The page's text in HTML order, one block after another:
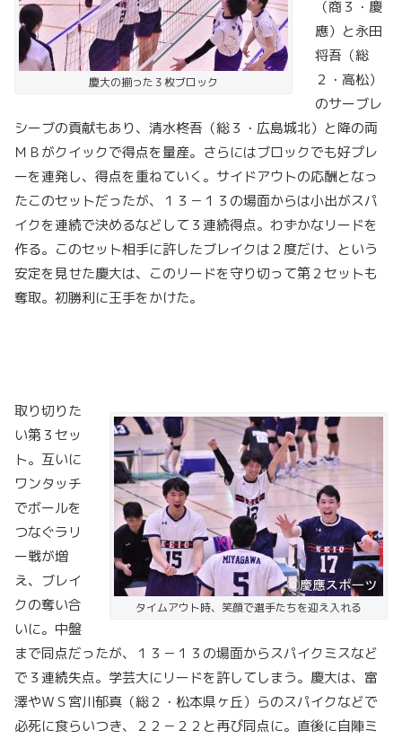
慶大の揃った３枚ブロック
（商３・慶
應）と永田
将吾（総
２・高松）
のサーブレ
シーブの貢献もあり、清水柊吾（総３・広島城北）と降の両
ＭＢがクイックで得点を量産。さらにはブロックでも好プレ
ーを連発し、得点を重ねていく。サイドアウトの応酬となっ
たこのセットだったが、１３－１３の場面からは小出がスパ
イクを連続で決めるなどして３連続得点。わずかなリードを
作る。このセット相手に許したブレイクは２度だけ、という
安定を見せた慶大は、このリードを守り切って第２セットも
奪取。初勝利に王手をかけた。
タイムアウト時、笑顔で選手たちを迎え入れる
取り切りた
い第３セッ
ト。互いに
ワンタッチ
でボールを
つなぐラリ
ー戦が増
え、ブレイ
クの奪い合
いに。中盤
まで同点だったが、１３－１３の場面からスパイクミスなど
で３連続失点。学芸大にリードを許してしまう。慶大は、富
澤やＷＳ宮川郁真（総２・松本県ヶ丘）らのスパイクなどで
必死に食らいつき、２２－２２と再び同点に。直後に自陣ミ